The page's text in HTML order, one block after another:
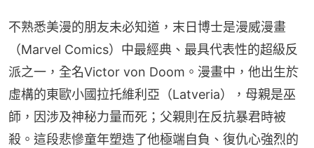
不熟悉美漫的朋友未必知道，末日博士是漫威漫畫
（Marvel Comics）中最經典、最具代表性的超級反
派之一，全名Victor von Doom。漫畫中，他出生於
虛構的東歐小國拉托維利亞（Latveria），母親是巫
師，因涉及神秘力量而死；父親則在反抗暴君時被
殺。這段悲慘童年塑造了他極端自負、復仇心強烈的